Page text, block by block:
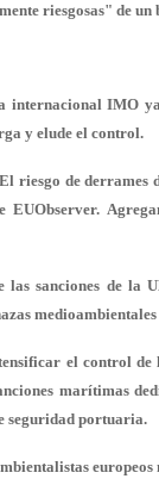
riesgosas" de
IMO ya
y elude el control.
riesgo de
EUObserver.
las sanciones de la
el control
marítimas
seguridad portuaria.